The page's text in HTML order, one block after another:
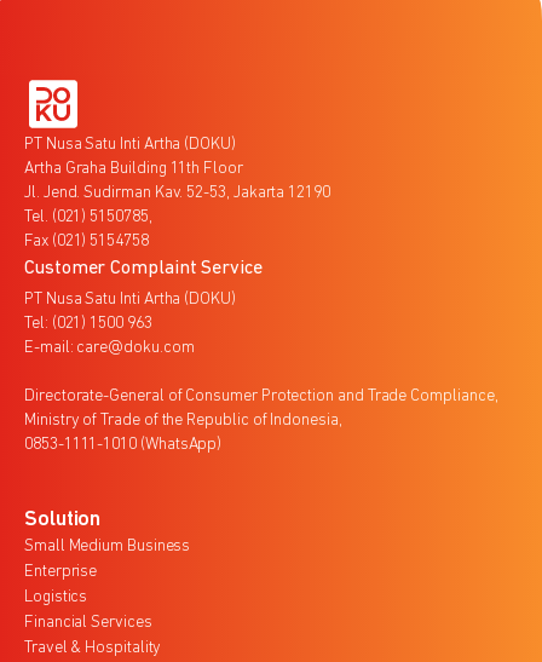
PT Nusa Satu Inti Artha (DOKU)
Artha Graha Building 11th Floor
Jl. Jend. Sudirman Kav. 52-53, Jakarta 12190
Tel. (021) 5150785,
Fax (021) 5154758
Customer Complaint Service
PT Nusa Satu Inti Artha (DOKU)
Tel: (021) 1500 963
E-mail: care@doku.com
Directorate-General of Consumer Protection and Trade Compliance,
Ministry of Trade of the Republic of Indonesia,
0853-1111-1010 (WhatsApp)
Solution
Small Medium Business
Enterprise
Logistics
Financial Services
Travel & Hospitality